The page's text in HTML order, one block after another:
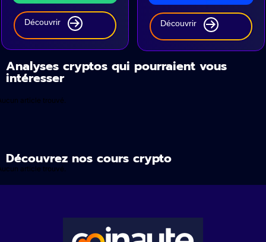
Découvrir Découvrir
Analyses cryptos qui pourraient vous
intéresser
article trouvé.
Découvrez nos cours crypto
article trouvé.